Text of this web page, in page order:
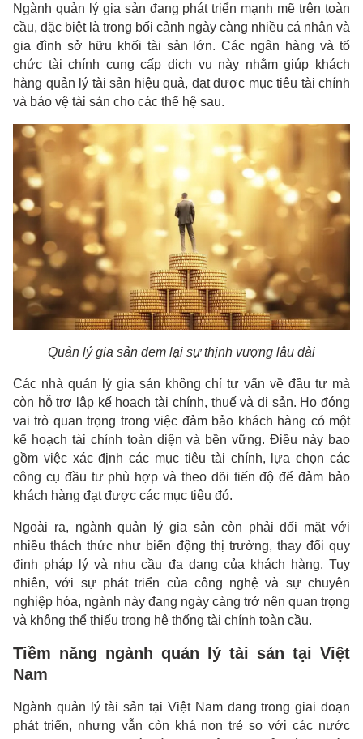
Ngành quản lý gia sản đang phát triển mạnh mẽ trên toàn
cầu, đặc biệt là trong bối cảnh ngày càng nhiều cá nhân và
gia đình sở hữu khối tài sản lớn. Các ngân hàng và tổ
chức tài chính cung cấp dịch vụ này nhằm giúp khách
hàng quản lý tài sản hiệu quả, đạt được mục tiêu tài chính
và bảo vệ tài sản cho các thế hệ sau.
Quản lý gia sản đem lại sự thịnh vượng lâu dài
Các nhà quản lý gia sản không chỉ tư vấn về đầu tư mà
còn hỗ trợ lập kế hoạch tài chính, thuế và di sản. Họ đóng
vai trò quan trọng trong việc đảm bảo khách hàng có một
kế hoạch tài chính toàn diện và bền vững. Điều này bao
gồm việc xác định các mục tiêu tài chính, lựa chọn các
công cụ đầu tư phù hợp và theo dõi tiến độ để đảm bảo
khách hàng đạt được các mục tiêu đó.
Ngoài ra, ngành quản lý gia sản còn phải đối mặt với
nhiều thách thức như biến động thị trường, thay đổi quy
định pháp lý và nhu cầu đa dạng của khách hàng. Tuy
nhiên, với sự phát triển của công nghệ và sự chuyên
nghiệp hóa, ngành này đang ngày càng trở nên quan trọng
và không thể thiếu trong hệ thống tài chính toàn cầu.
Tiềm năng ngành quản lý tài sản tại Việt
Nam
Ngành quản lý tài sản tại Việt Nam đang trong giai đoạn
phát triển, nhưng vẫn còn khá non trẻ so với các nước